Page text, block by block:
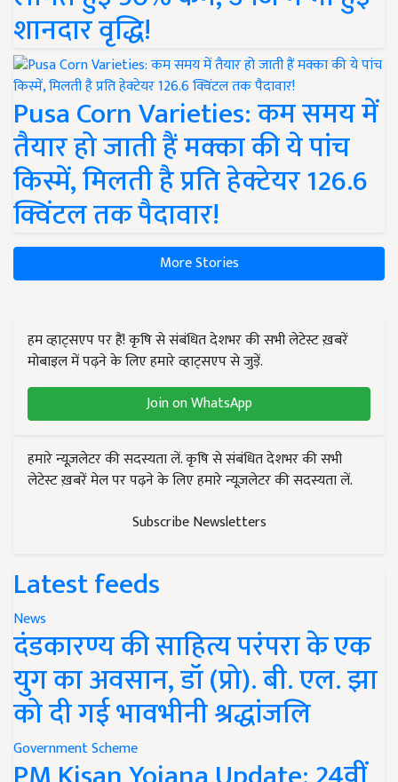
शानदार वृद्धि!
Pusa Corn Varieties: कम समय में
तैयार हो जाती हैं मक्का की ये पांच
किस्में, मिलती है प्रति हेक्टेयर 126.6
क्विंटल तक पैदावार!
More Stories
हम व्हाट्सएप पर हैं! कृषि से संबंधित देशभर की सभी लेटेस्ट ख़बरें
मोबाइल में पढ़ने के लिए हमारे व्हाट्सएप से जुड़ें.
Join on WhatsApp
हमारे न्यूज़लेटर की सदस्यता लें. कृषि से संबंधित देशभर की सभी
लेटेस्ट ख़बरें मेल पर पढ़ने के लिए हमारे न्यूज़लेटर की सदस्यता लें.
Subscribe Newsletters
Latest feeds
News
दंडकारण्य की साहित्य परंपरा के एक
युग का अवसान, डॉ (प्रो). बी. एल. झा
को दी गई भावभीनी श्रद्धांजलि
Government Scheme